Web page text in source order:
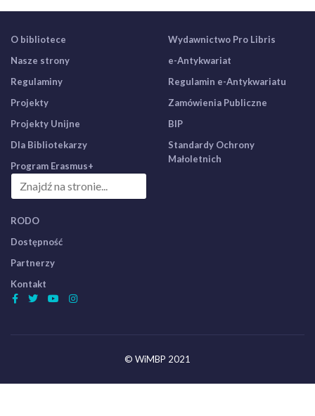
O bibliotece
Nasze strony
Regulaminy
Projekty
Projekty Unijne
Dla Bibliotekarzy
Program Erasmus+
Wydawnictwo Pro Libris
e-Antykwariat
Regulamin e-Antykwariatu
Zamówienia Publiczne
BIP
Standardy Ochrony
Małoletnich
RODO
Dostępność
Partnerzy
Kontakt
© WiMBP 2021